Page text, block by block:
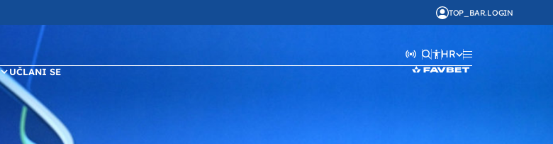
TOP_BAR.LOGIN
HR
UČLANI SE